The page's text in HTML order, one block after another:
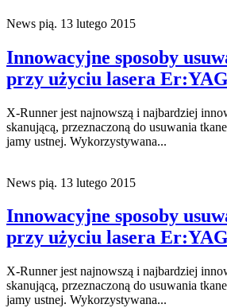
News pią. 13 lutego 2015
Innowacyjne sposoby
przy użyciu lasera Er:YAG
X-Runner jest najnowszą i najbardziej
skanującą, przeznaczoną do usuwania
jamy ustnej. Wykorzystywana...
News pią. 13 lutego 2015
Innowacyjne sposoby
przy użyciu lasera Er:YAG
X-Runner jest najnowszą i najbardziej
skanującą, przeznaczoną do usuwania
jamy ustnej. Wykorzystywana...